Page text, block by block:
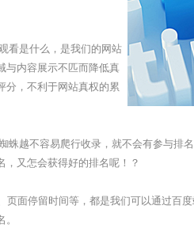
看是什么，是我们的网站
与内容展示不匹而降低真
分，不利于网站真权的累
越不容易爬行收录，就不会有参与排
又怎会获得好的排名呢！？
面停留时间等，都是我们可以通过百